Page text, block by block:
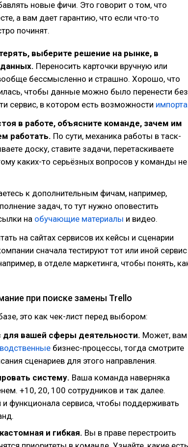
новые фичи. Это говорит о том, что
а вам дает гарантию, что если что-то
починят.
выберите решение на рынке, в
Переносить карточки вручную или
бессмысленно и страшно. Хорошо, что
чтобы данные можно было перенести без
сервис, в котором есть возможности импорта
в работе, объясните команде, зачем им
работать. По сути, механика работы в таск-
доску, ставите задачи, перетаскиваете
каких-то серьёзных вопросов у команды не
к дополнительным фичам, например,
задач, то тут нужно оповестить
на обучающие материалы и видео.
на сайтах сервисов их кейсы и сценарии
сначала тестируют тот или иной сервис
в отделе маркетинга, чтобы понять,
при поиске замены Trello
это как чек-лист перед выбором:
для вашей сферы деятельности. Может, вам
бизнес-процессы, тогда смотрите
сценариев для этого направления.
систему. Ваша команда наверняка
+10, 20, 100 сотрудников и так далее.
функционала сервиса, чтобы поддерживать
и гибкая. Вы в праве перестроить